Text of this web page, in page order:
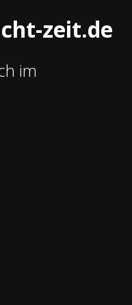
zeit.de
im